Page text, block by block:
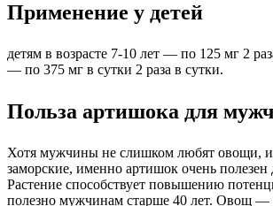
Применение у детей
детям в возрасте 7-10 лет — по 125 мг 2
— по 375 мг в сутки 2 раза в сутки.
Польза артишока для
Хотя мужчины не слишком любят овощи, и
заморские, именно артишок очень полезен
Растение способствует повышению
полезно мужчинам старше 40 лет. Овощ —